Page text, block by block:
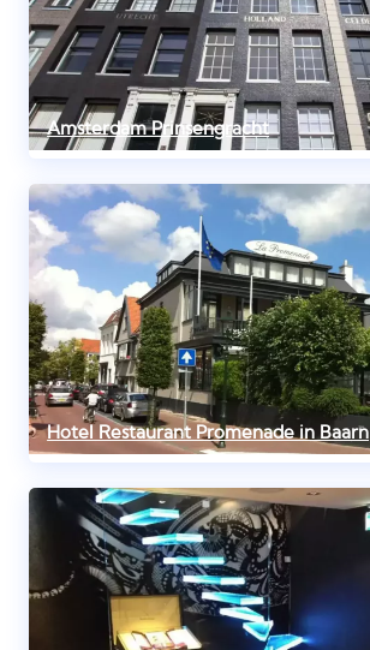
Amsterdam Prinsengracht
Hotel Restaurant Promenade in Baarn